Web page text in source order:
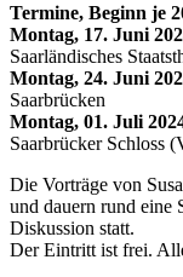
Termine, Beginn je
Montag, 17.
Saarländisches
Montag, 24. Juni
Saarbrücken
Montag, 01. Juli
Saarbrücker Schloss
Die Vorträge von
und dauern rund eine
Diskussion statt.
Der Eintritt ist frei.